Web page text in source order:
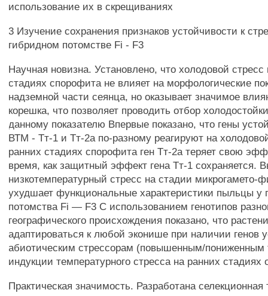
использование их в скрещиваниях
3 Изучение сохранения признаков устойчивости к
гибридном потомстве Fi - F3
Научная новизна. Установлено, что холодовой стресс
стадиях спорофита не влияет на морфологические
надземной части сеянца, но оказывает значимое
корешка, что позволяет проводить отбор
данному показателю Впервые показано, что гены
ВТМ - Тт-1 и Тт-2а по-разному реагируют на
ранних стадиях спорофита ген Тт-2а теряет свою
время, как защитный эффект гена Тт-1 сохраняется.
низкотемпературный стресс на стадии микрогамето-
ухудшает функциональные характеристики пыльцы у
потомства Fi — F3 С использованием генотипов
географического происхождения показано, что
адаптироваться к любой эконише при наличии генов
абиотическим стрессорам (повышенным/пониженным
индукции температурного стресса на ранних стадиях
Практическая значимость. Разработана селекционная